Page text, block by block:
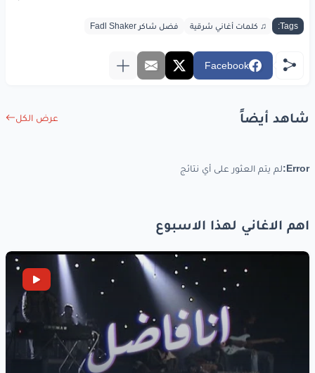
Tags: ♫ كلمات أغاني شرقية فضل شاكر Fadl Shaker
Facebook
شاهد أيضاً عرض الكل
Error: لم يتم العثور على أي نتائج
اهم الاغاني لهذا الاسبوع